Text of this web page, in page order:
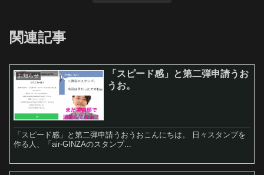
関連記事
お知らせ
「スピード感」と第二弾申請うお
うお。
「スピード感」と第二弾申請うおうおこんにちは。 日々スタンプを
作る人、「air-GINZAのスタンプ...